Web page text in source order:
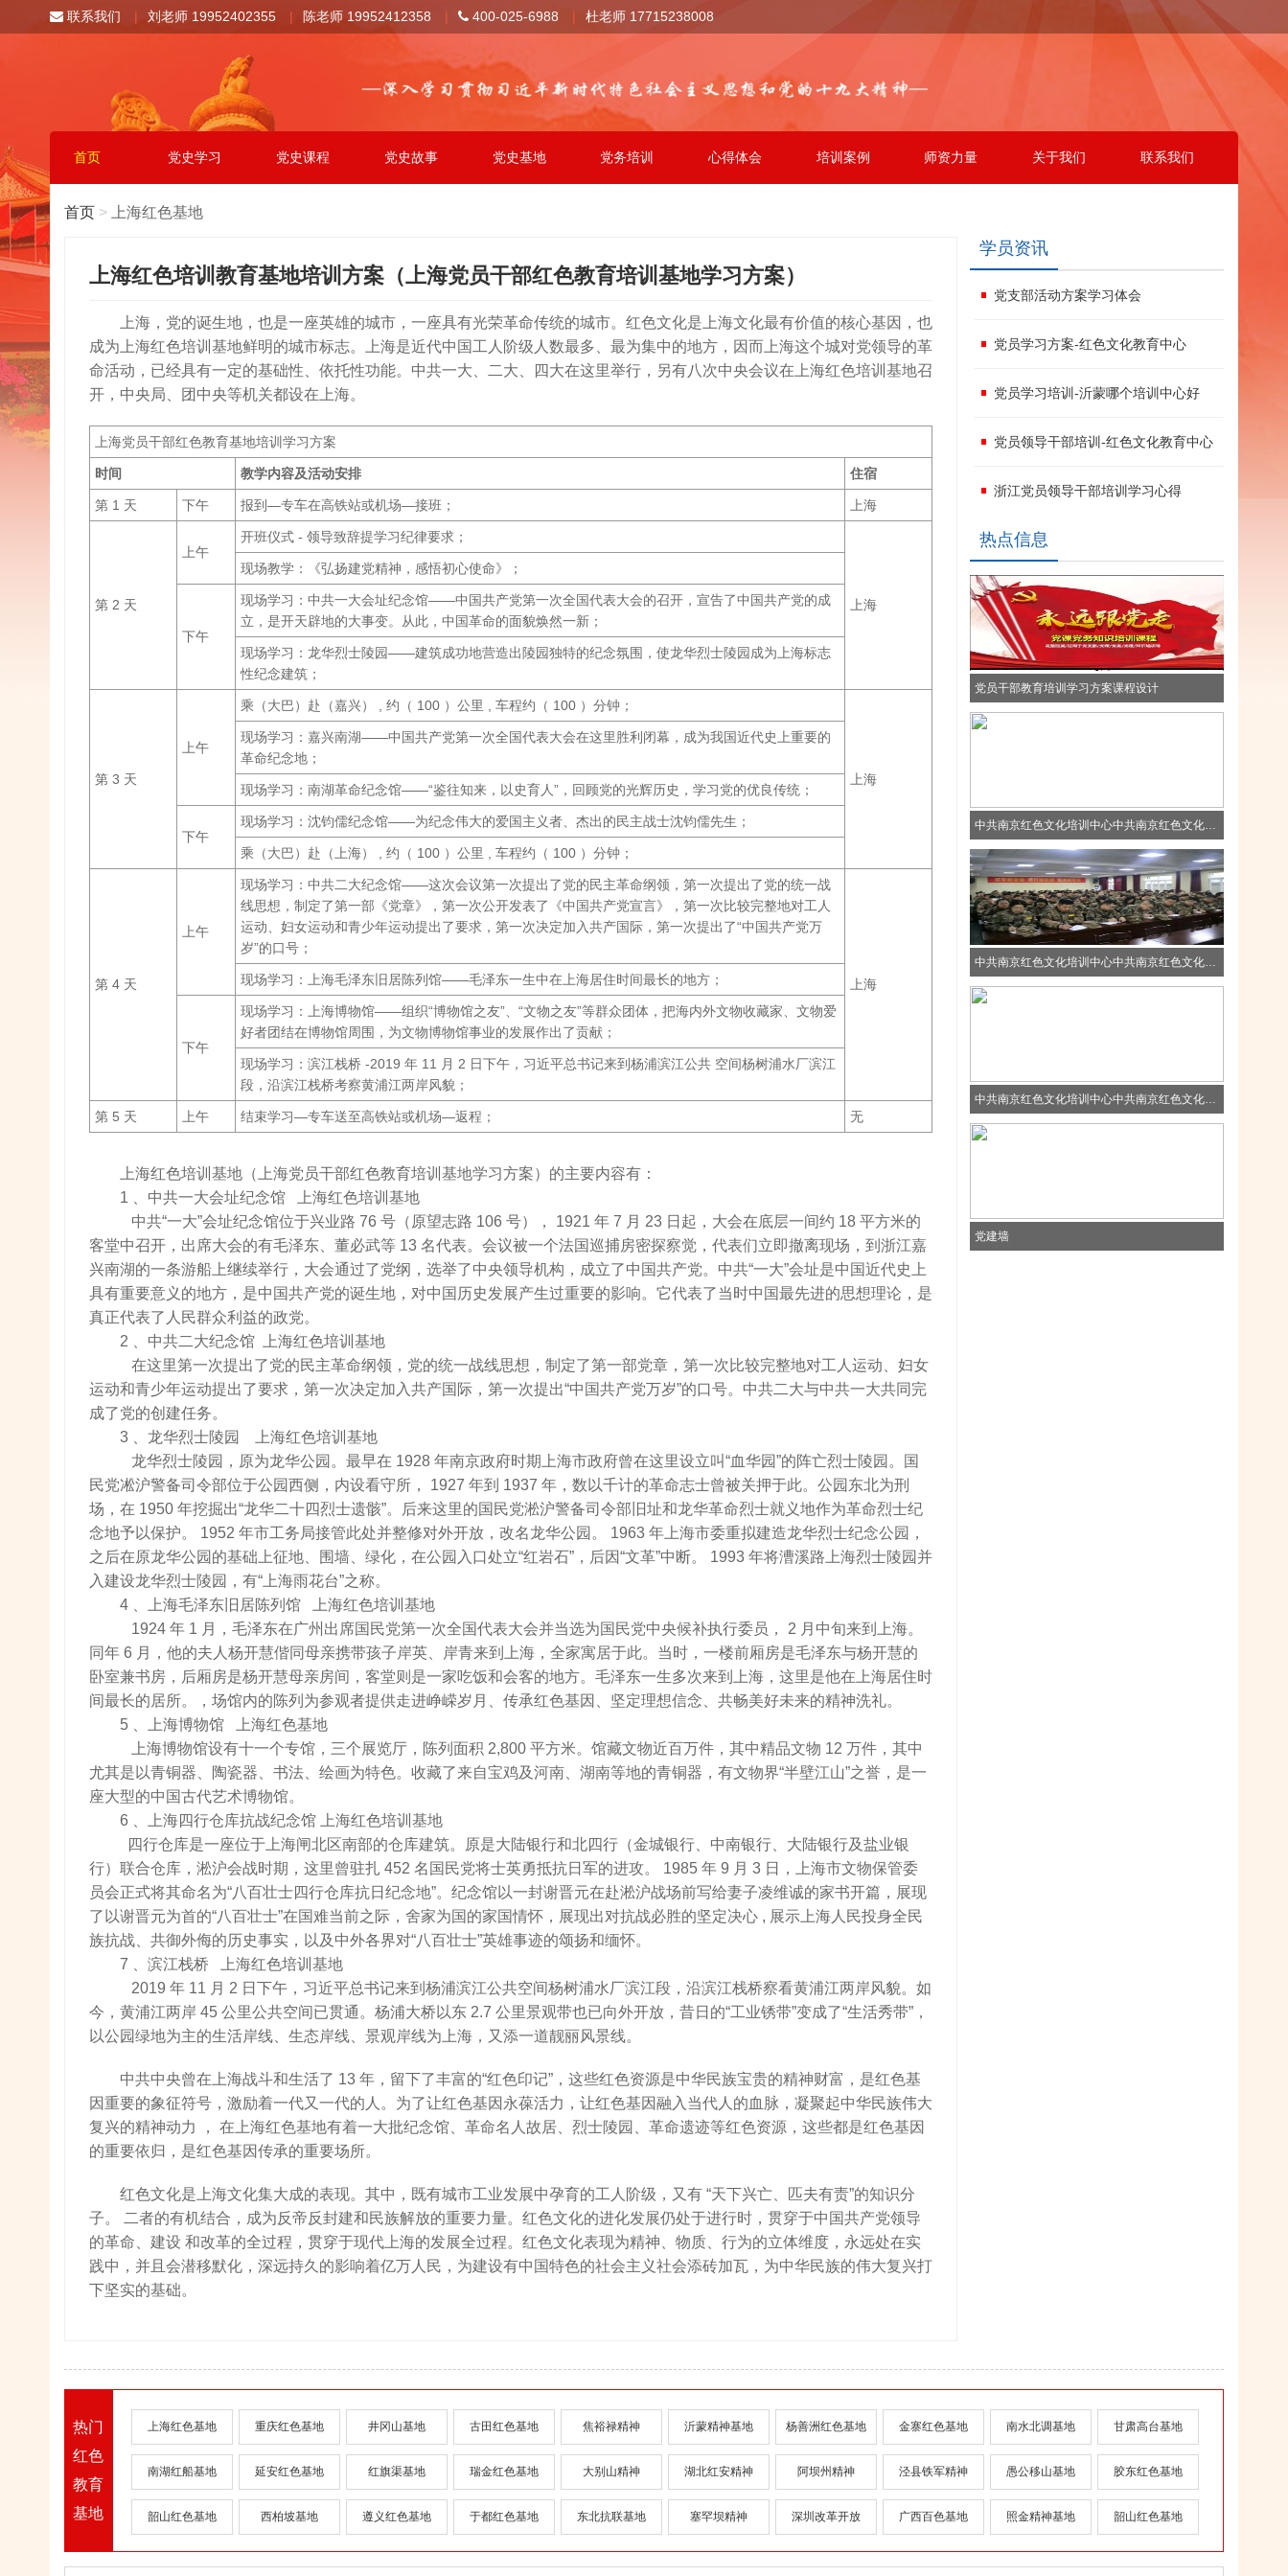
联系我们 | 刘老师 19952402355 | 陈老师 19952412358 | 400-025-6988 | 杜老师 17715238008
首页 党史学习 党史课程 党史故事 党史基地 党务培训 心得体会 培训案例 师资力量 关于我们 联系我们
首页 > 上海红色基地
上海红色培训教育基地培训方案（上海党员干部红色教育培训基地学习方案）
上海，党的诞生地，也是一座英雄的城市，一座具有光荣革命传统的城市。红色文化是上海文化最有价值的核心基因，也
成为上海红色培训基地鲜明的城市标志。上海是近代中国工人阶级人数最多、最为集中的地方，因而上海这个城对党领导的革
命活动，已经具有一定的基础性、依托性功能。中共一大、二大、四大在这里举行，另有八次中央会议在上海红色培训基地召
开，中央局、团中央等机关都设在上海。
上海党员干部红色教育基地培训学习方案
时间 教学内容及活动安排 住宿
第 1 天 下午 报到—专车在高铁站或机场—接班； 上海
第 2 天
上午
开班仪式 - 领导致辞提学习纪律要求；
上海
现场教学：《弘扬建党精神，感悟初心使命》；
下午
现场学习：中共一大会址纪念馆——中国共产党第一次全国代表大会的召开，宣告了中国共产党的成
立，是开天辟地的大事变。从此，中国革命的面貌焕然一新；
现场学习：龙华烈士陵园——建筑成功地营造出陵园独特的纪念氛围，使龙华烈士陵园成为上海标志
性纪念建筑；
第 3 天
上午
乘（大巴）赴（嘉兴） , 约（ 100 ）公里 , 车程约（ 100 ）分钟；
上海
现场学习：嘉兴南湖——中国共产党第一次全国代表大会在这里胜利闭幕，成为我国近代史上重要的
革命纪念地；
现场学习：南湖革命纪念馆——“鉴往知来，以史育人”，回顾党的光辉历史，学习党的优良传统；
下午
现场学习：沈钧儒纪念馆——为纪念伟大的爱国主义者、杰出的民主战士沈钧儒先生；
乘（大巴）赴（上海） , 约（ 100 ）公里 , 车程约（ 100 ）分钟；
第 4 天
上午
现场学习：中共二大纪念馆——这次会议第一次提出了党的民主革命纲领，第一次提出了党的统一战
线思想，制定了第一部《党章》，第一次公开发表了《中国共产党宣言》，第一次比较完整地对工人
运动、妇女运动和青少年运动提出了要求，第一次决定加入共产国际，第一次提出了“中国共产党万
岁”的口号；
上海
现场学习：上海毛泽东旧居陈列馆——毛泽东一生中在上海居住时间最长的地方；
下午
现场学习：上海博物馆——组织“博物馆之友”、“文物之友”等群众团体，把海内外文物收藏家、文物爱
好者团结在博物馆周围，为文物博物馆事业的发展作出了贡献；
现场学习：滨江栈桥 -2019 年 11 月 2 日下午，习近平总书记来到杨浦滨江公共 空间杨树浦水厂滨江
段，沿滨江栈桥考察黄浦江两岸风貌；
第 5 天 上午 结束学习—专车送至高铁站或机场—返程； 无
上海红色培训基地（上海党员干部红色教育培训基地学习方案）的主要内容有：
1 、中共一大会址纪念馆 上海红色培训基地
中共“一大”会址纪念馆位于兴业路 76 号（原望志路 106 号）， 1921 年 7 月 23 日起，大会在底层一间约 18 平方米的
客堂中召开，出席大会的有毛泽东、董必武等 13 名代表。会议被一个法国巡捕房密探察觉，代表们立即撤离现场，到浙江嘉
兴南湖的一条游船上继续举行，大会通过了党纲，选举了中央领导机构，成立了中国共产党。中共“一大”会址是中国近代史上
具有重要意义的地方，是中国共产党的诞生地，对中国历史发展产生过重要的影响。它代表了当时中国最先进的思想理论，是
真正代表了人民群众利益的政党。
2 、中共二大纪念馆 上海红色培训基地
在这里第一次提出了党的民主革命纲领，党的统一战线思想，制定了第一部党章，第一次比较完整地对工人运动、妇女
运动和青少年运动提出了要求，第一次决定加入共产国际，第一次提出“中国共产党万岁”的口号。中共二大与中共一大共同完
成了党的创建任务。
3 、龙华烈士陵园 上海红色培训基地
龙华烈士陵园，原为龙华公园。最早在 1928 年南京政府时期上海市政府曾在这里设立叫“血华园”的阵亡烈士陵园。国
民党凇沪警备司令部位于公园西侧，内设看守所， 1927 年到 1937 年，数以千计的革命志士曾被关押于此。公园东北为刑
场，在 1950 年挖掘出“龙华二十四烈士遗骸”。后来这里的国民党淞沪警备司令部旧址和龙华革命烈士就义地作为革命烈士纪
念地予以保护。 1952 年市工务局接管此处并整修对外开放，改名龙华公园。 1963 年上海市委重拟建造龙华烈士纪念公园，
之后在原龙华公园的基础上征地、围墙、绿化，在公园入口处立“红岩石”，后因“文革”中断。 1993 年将漕溪路上海烈士陵园并
入建设龙华烈士陵园，有“上海雨花台”之称。
4 、上海毛泽东旧居陈列馆 上海红色培训基地
1924 年 1 月，毛泽东在广州出席国民党第一次全国代表大会并当选为国民党中央候补执行委员， 2 月中旬来到上海。
同年 6 月，他的夫人杨开慧偕同母亲携带孩子岸英、岸青来到上海，全家寓居于此。当时，一楼前厢房是毛泽东与杨开慧的
卧室兼书房，后厢房是杨开慧母亲房间，客堂则是一家吃饭和会客的地方。毛泽东一生多次来到上海，这里是他在上海居住时
间最长的居所。，场馆内的陈列为参观者提供走进峥嵘岁月、传承红色基因、坚定理想信念、共畅美好未来的精神洗礼。
5 、上海博物馆 上海红色基地
上海博物馆设有十一个专馆，三个展览厅，陈列面积 2,800 平方米。馆藏文物近百万件，其中精品文物 12 万件，其中
尤其是以青铜器、陶瓷器、书法、绘画为特色。收藏了来自宝鸡及河南、湖南等地的青铜器，有文物界“半壁江山”之誉，是一
座大型的中国古代艺术博物馆。
6 、上海四行仓库抗战纪念馆 上海红色培训基地
四行仓库是一座位于上海闸北区南部的仓库建筑。原是大陆银行和北四行（金城银行、中南银行、大陆银行及盐业银
行）联合仓库，淞沪会战时期，这里曾驻扎 452 名国民党将士英勇抵抗日军的进攻。 1985 年 9 月 3 日，上海市文物保管委
员会正式将其命名为“八百壮士四行仓库抗日纪念地”。纪念馆以一封谢晋元在赴淞沪战场前写给妻子凌维诚的家书开篇，展现
了以谢晋元为首的“八百壮士”在国难当前之际，舍家为国的家国情怀，展现出对抗战必胜的坚定决心 , 展示上海人民投身全民
族抗战、共御外侮的历史事实，以及中外各界对“八百壮士”英雄事迹的颂扬和缅怀。
7 、滨江栈桥 上海红色培训基地
2019 年 11 月 2 日下午，习近平总书记来到杨浦滨江公共空间杨树浦水厂滨江段，沿滨江栈桥察看黄浦江两岸风貌。如
今，黄浦江两岸 45 公里公共空间已贯通。杨浦大桥以东 2.7 公里景观带也已向外开放，昔日的“工业锈带”变成了“生活秀带”，
以公园绿地为主的生活岸线、生态岸线、景观岸线为上海，又添一道靓丽风景线。
中共中央曾在上海战斗和生活了 13 年，留下了丰富的“红色印记”，这些红色资源是中华民族宝贵的精神财富，是红色基
因重要的象征符号，激励着一代又一代的人。为了让红色基因永葆活力，让红色基因融入当代人的血脉，凝聚起中华民族伟大
复兴的精神动力 ， 在上海红色基地有着一大批纪念馆、革命名人故居、烈士陵园、革命遗迹等红色资源，这些都是红色基因
的重要依归，是红色基因传承的重要场所。
红色文化是上海文化集大成的表现。其中，既有城市工业发展中孕育的工人阶级，又有 “天下兴亡、匹夫有责”的知识分
子。 二者的有机结合，成为反帝反封建和民族解放的重要力量。红色文化的进化发展仍处于进行时，贯穿于中国共产党领导
的革命、建设 和改革的全过程，贯穿于现代上海的发展全过程。红色文化表现为精神、物质、行为的立体维度，永远处在实
践中，并且会潜移默化，深远持久的影响着亿万人民，为建设有中国特色的社会主义社会添砖加瓦，为中华民族的伟大复兴打
下坚实的基础。
学员资讯
党支部活动方案学习体会
党员学习方案-红色文化教育中心
党员学习培训-沂蒙哪个培训中心好
党员领导干部培训-红色文化教育中心
浙江党员领导干部培训学习心得
热点信息
党员干部教育培训学习方案课程设计
中共南京红色文化培训中心中共南京红色文化培训中心中共南京红色文化培训中心
中共南京红色文化培训中心中共南京红色文化培训中心中共南京红色文化培训中心
中共南京红色文化培训中心中共南京红色文化培训中心中共南京红色文化培训中心
党建墙
热门
红色
教育
基地
上海红色基地 重庆红色基地 井冈山基地 古田红色基地 焦裕禄精神 沂蒙精神基地 杨善洲红色基地 金寨红色基地 南水北调基地 甘肃高台基地
南湖红船基地 延安红色基地 红旗渠基地 瑞金红色基地 大别山精神 湖北红安精神 阿坝州精神 泾县铁军精神 愚公移山基地 胶东红色基地
韶山红色基地 西柏坡基地 遵义红色基地 于都红色基地 东北抗联基地 塞罕坝精神 深圳改革开放 广西百色基地 照金精神基地 韶山红色基地